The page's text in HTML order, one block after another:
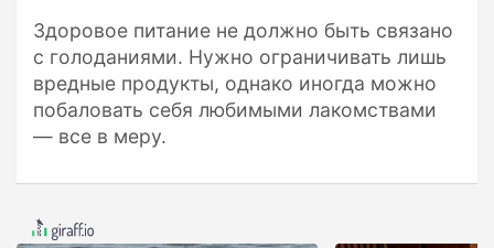
Здоровое питание не должно быть связано
с голоданиями. Нужно ограничивать лишь
вредные продукты, однако иногда можно
побаловать себя любимыми лакомствами
— все в меру.